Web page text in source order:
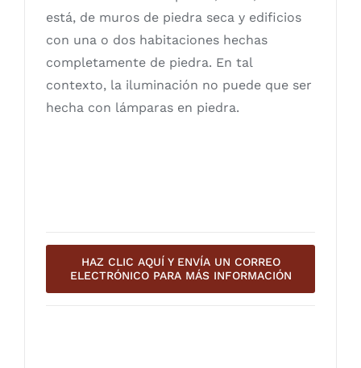
está, de muros de piedra seca y edificios
con una o dos habitaciones hechas
completamente de piedra. En tal
contexto, la iluminación no puede que ser
hecha con lámparas en piedra.
HAZ CLIC AQUÍ Y ENVÍA UN CORREO
ELECTRÓNICO PARA MÁS INFORMACIÓN